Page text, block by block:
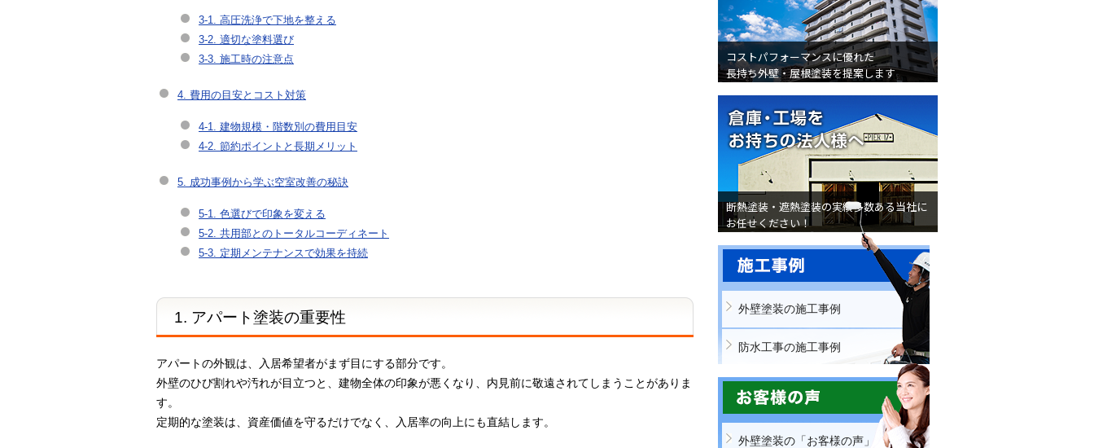
3-1. 高圧洗浄で下地を整える
3-2. 適切な塗料選び
3-3. 施工時の注意点
4. 費用の目安とコスト対策
4-1. 建物規模・階数別の費用目安
4-2. 節約ポイントと長期メリット
5. 成功事例から学ぶ空室改善の秘訣
5-1. 色選びで印象を変える
5-2. 共用部とのトータルコーディネート
5-3. 定期メンテナンスで効果を持続
1. アパート塗装の重要性
アパートの外観は、入居希望者がまず目にする部分です。
外壁のひび割れや汚れが目立つと、建物全体の印象が悪くなり、内見前に敬遠されてしまうことがありま
す。
定期的な塗装は、資産価値を守るだけでなく、入居率の向上にも直結します。
コストパフォーマンスに優れた
長持ち外壁・屋根塗装を提案します
断熱塗装・遮熱塗装の実績多数ある当社に
お任せください！
外壁塗装の施工事例
防水工事の施工事例
屋根修理の施工事例
外壁塗装の「お客様の声」